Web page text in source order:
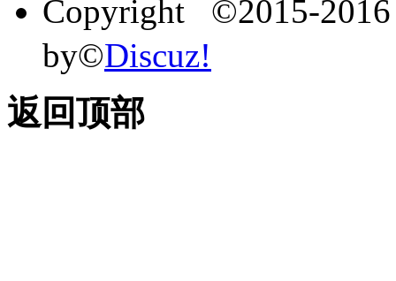
Copyright ©2015-
by©Discuz!
返回顶部